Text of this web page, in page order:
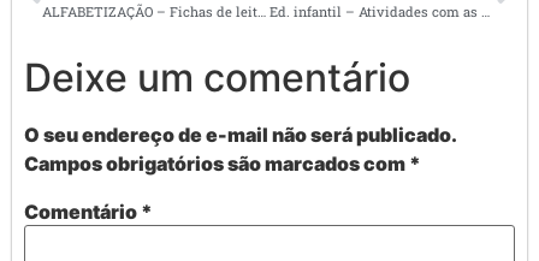
ALFABETIZAÇÃO – Fichas de leituras ilustradas – letra bastão e cursiva Ed. infantil – Atividades com as vogais – ENCONTRE OS ANIMAIS
Deixe um comentário
O seu endereço de e-mail não será publicado.
Campos obrigatórios são marcados com *
Comentário *